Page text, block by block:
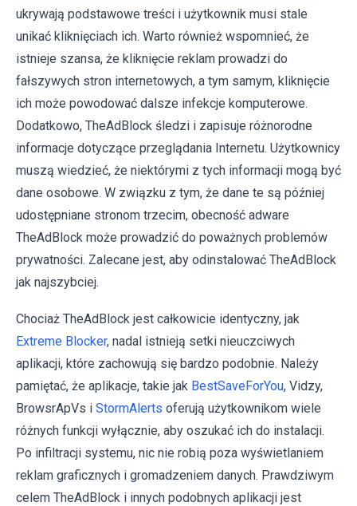
ukrywają podstawowe treści i użytkownik musi stale
unikać kliknięciach ich. Warto również wspomnieć, że
istnieje szansa, że ​​kliknięcie reklam prowadzi do
fałszywych stron internetowych, a tym samym, kliknięcie
ich może powodować dalsze infekcje komputerowe.
Dodatkowo, TheAdBlock śledzi i zapisuje różnorodne
informacje dotyczące przeglądania Internetu. Użytkownicy
muszą wiedzieć, że niektórymi z tych informacji mogą być
dane osobowe. W związku z tym, że dane te są później
udostępniane stronom trzecim, obecność adware
TheAdBlock może prowadzić do poważnych problemów
prywatności. Zalecane jest, aby odinstalować TheAdBlock
jak najszybciej.
Chociaż TheAdBlock jest całkowicie identyczny, jak
Extreme Blocker, nadal istnieją setki nieuczciwych
aplikacji, które zachowują się bardzo podobnie. Należy
pamiętać, że aplikacje, takie jak BestSaveForYou, Vidzy,
BrowsrApVs i StormAlerts oferują użytkownikom wiele
różnych funkcji wyłącznie, aby oszukać ich do instalacji.
Po infiltracji systemu, nic nie robią poza wyświetlaniem
reklam graficznych i gromadzeniem danych. Prawdziwym
celem TheAdBlock i innych podobnych aplikacji jest